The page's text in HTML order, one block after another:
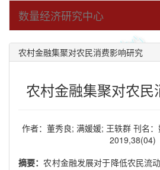
数量经济研究中心
农村金融集聚对农民消费影响研究
农村金融集聚对农民
作者：董秀良; 满媛媛; 王轶群 刊名：
2019,38(04)
摘要：农村金融发展对于降低农民流